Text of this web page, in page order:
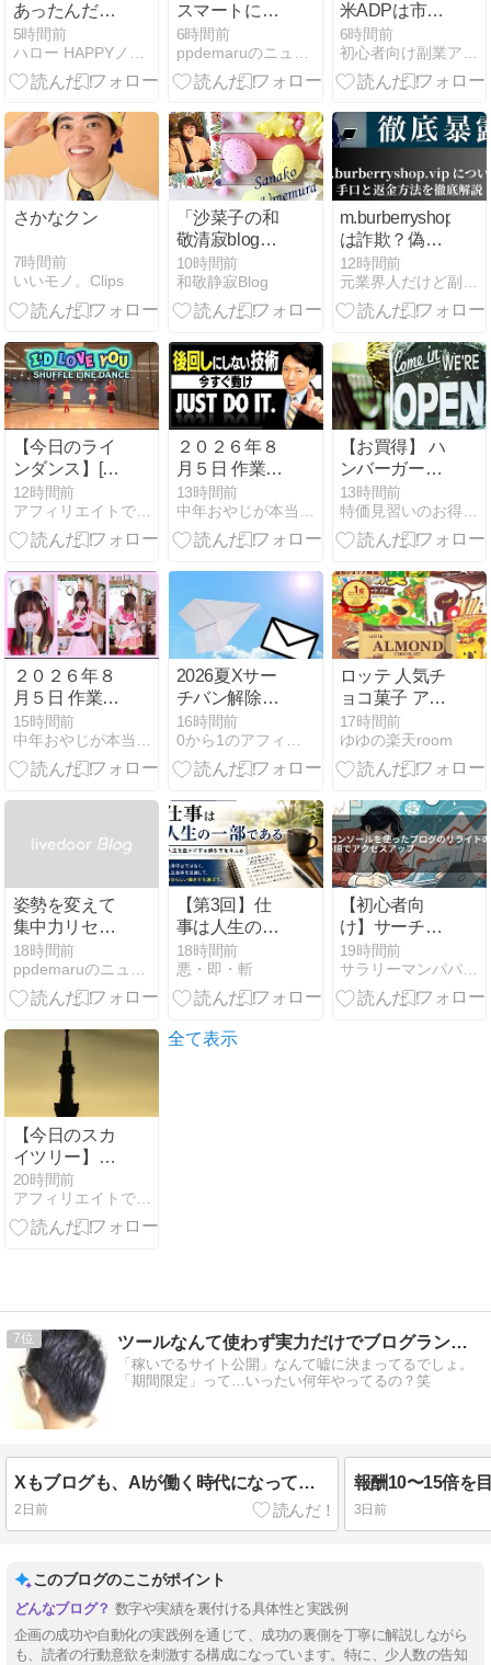
あったんだ！
日本の被災地
で見たことな
いのは、な
5時間前
スマートに！
SwitchBot ス
イッチボット
のすすめ
6時間前
米ADPは市場
予想をやや下
回るもドル円
に大きな値動
ン情勢はさら
に停戦期待高
まる インフレ
懸念後退で金
上昇
6時間前
さかなクン
7時間前
いいモノ。Clips
「沙菜子の和
敬清寂blog」
自己紹介
10時間前
和敬静寂Blog
m.burberryshop.vip
は詐欺？偽
BURBERRY
サイトで出金
できない悪質
暴露
12時間前
【今日のライ
ンダンス】[초
중급] I’D
LOVE YOU /
셔플 라인댄스/
12時間前
アフィリエイトで月収３５０万円！
２０２６年８
月５日 作業報
告
13時間前
【お買得】 ハ
ンバーガープ
レス アルミ製
直径11.8cm 木
製ハンドル シ
100枚付き パ
ティメーカー
ミートプレス
1セット 999円
13時間前
特価見習いのお得情報マルシェ
２０２６年８
月５日 作業中
報告
15時間前
2026夏Xサー
チバン解除さ
れず
16時間前
ロッテ 人気チ
ョコ菓子 アソ
ートセット
17時間前
ゆゆの楽天room
姿勢を変えて
集中力リセッ
ト！電動昇降
デスクの威力
18時間前
【第3回】仕
事は人生の一
部である｜人
生を豊かにす
る働き方を考
18時間前
悪・即・斬
【初心者向
け】サーチコ
ンソールを使
ったブログの
リライトのや
19時間前
サラリーマンパパのブログ
【今日のスカ
イツリー】
18:06～撮影
（2枚）
20時間前
アフィリエイトで月収３５０万円！
全て表示
7 ツールなんて使わず実力だけでブログランキング上位維持してます
「稼いでるサイト公開」なんて嘘に決まってるでしょ。
「期間限定」って…いったい何年やってるの？笑
Xもブログも、AIが働く時代になってきました。
2日前 3日前
このブログのここがポイント
数字や実績を裏付ける具体性と実践例
企画の成功や自動化の実践例を通じて、成功の裏側を丁寧に解説しながら
も、読者の行動意欲を刺激する構成になっています。特に、少人数の告知